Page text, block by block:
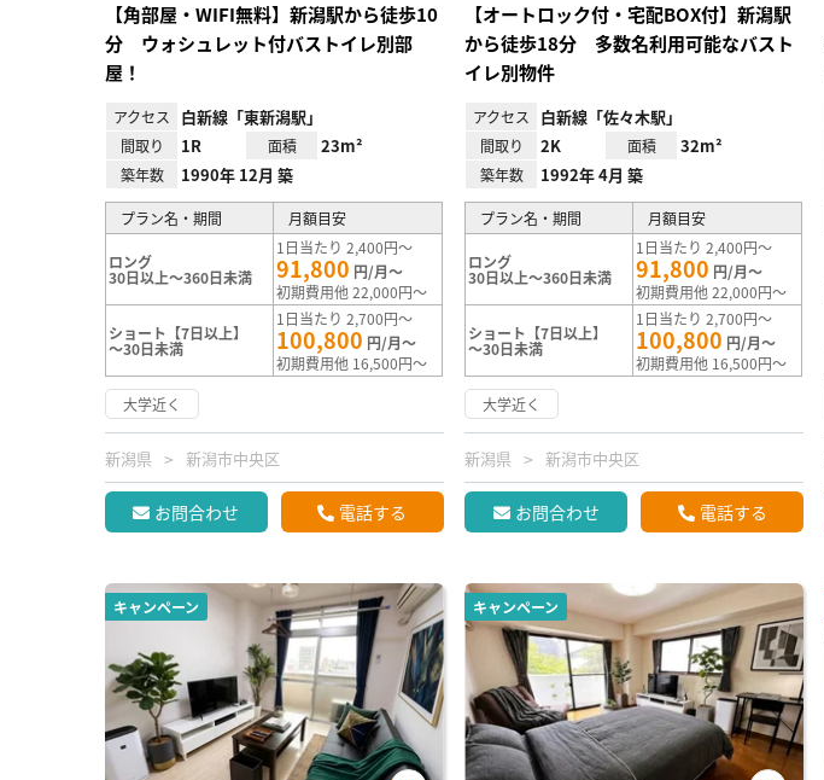
【角部屋・WIFI無料】新潟駅から徒歩10
分 ウォシュレット付バストイレ別部
屋！
アクセス 白新線「東新潟駅」
間取り 1R 面積 23m²
築年数 1990年 12月 築
プラン名・期間 月額目安
ロング
30日以上～360日未満
1日当たり 2,400円～
91,800 円/月～
初期費用他 22,000円～
ショート【7日以上】
～30日未満
1日当たり 2,700円～
100,800 円/月～
初期費用他 16,500円～
大学近く
新潟県 新潟市中央区
お問合わせ 電話する
【オートロック付・宅配BOX付】新潟駅
から徒歩18分 多数名利用可能なバスト
イレ別物件
アクセス 白新線「佐々木駅」
間取り 2K 面積 32m²
築年数 1992年 4月 築
プラン名・期間 月額目安
ロング
30日以上～360日未満
1日当たり 2,400円～
91,800 円/月～
初期費用他 22,000円～
ショート【7日以上】
～30日未満
1日当たり 2,700円～
100,800 円/月～
初期費用他 16,500円～
大学近く
新潟県 新潟市中央区
お問合わせ 電話する
キャンペーン キャンペーン